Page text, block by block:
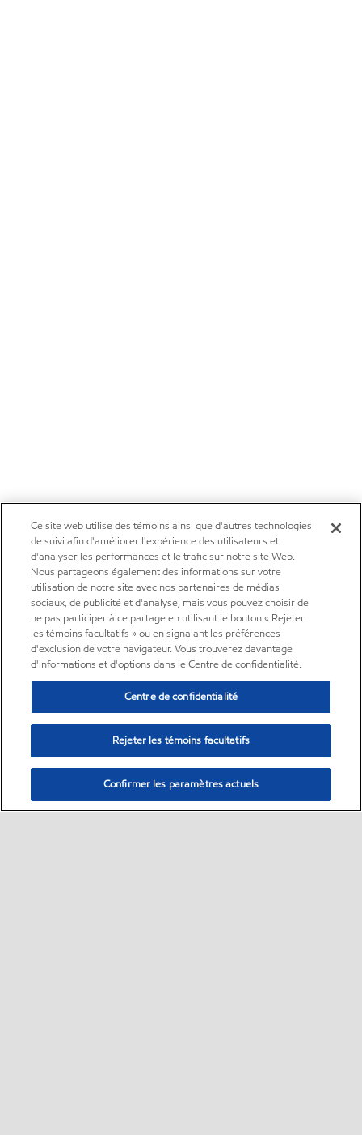
Ce site web utilise des témoins ainsi que d'autres technologies
de suivi afin d'améliorer l'expérience des utilisateurs et
d'analyser les performances et le trafic sur notre site Web.
Nous partageons également des informations sur votre
utilisation de notre site avec nos partenaires de médias
sociaux, de publicité et d'analyse, mais vous pouvez choisir de
ne pas participer à ce partage en utilisant le bouton « Rejeter
les témoins facultatifs » ou en signalant les préférences
d'exclusion de votre navigateur. Vous trouverez davantage
d'informations et d'options dans le Centre de confidentialité.
Centre de confidentialité
Rejeter les témoins facultatifs
Confirmer les paramètres actuels